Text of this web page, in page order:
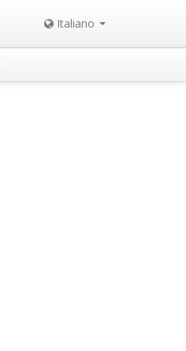
Italiano